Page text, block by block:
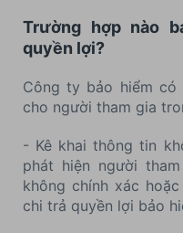
Trường hợp nào
quyền lợi?
Công ty bảo hiểm
cho người tham gia
- Kê khai thông tin
phát hiện người
không chính xác
chi trả quyền lợi bảo